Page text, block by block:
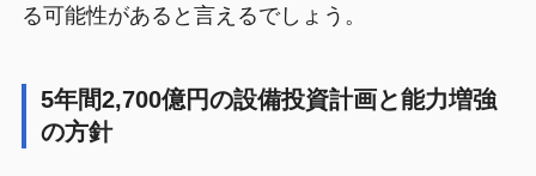
る可能性があると言えるでしょう。
5年間2,700億円の設備投資計画と能力増強
の方針